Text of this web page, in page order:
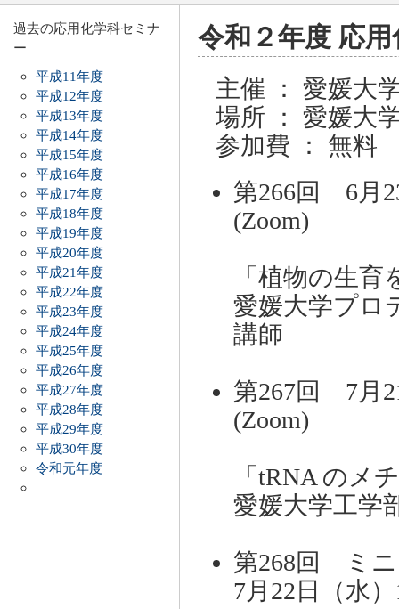
過去の応用化学科セミナ
ー
平成11年度
平成12年度
平成13年度
平成14年度
平成15年度
平成16年度
平成17年度
平成18年度
平成19年度
平成20年度
平成21年度
平成22年度
平成23年度
平成24年度
平成25年度
平成26年度
平成27年度
平成28年度
平成29年度
平成30年度
令和元年度
令和２年度 応
主催 ： 愛媛大
場所 ： 愛媛大
参加費 ： 無料
第266回 6月
「植物の生
愛媛大学プ
講師
第267回 7月
(Zoom)
「tRNA のメ
愛媛大学工学
第268回 ミ
7月22日（水